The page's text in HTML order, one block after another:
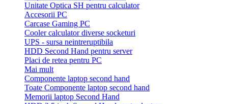
Unitate Optica SH pentru calculator
Accesorii PC
Carcase Gaming PC
Cooler calculator diverse socketuri
UPS - sursa neintreruptibila
HDD Second Hand pentru server
Placi de retea pentru PC
Mai mult
Componente laptop second hand
Toate Componente laptop second hand
Memorii laptop Second Hand